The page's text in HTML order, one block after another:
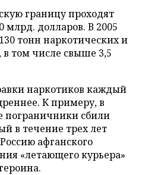
границу проходят
млрд. долларов. В 2005
тонн наркотических и
том числе свыше 3,5
наркотиков каждый
К примеру, в
пограничники сбили
в течение трех лет
афганского
«летающего курьера»